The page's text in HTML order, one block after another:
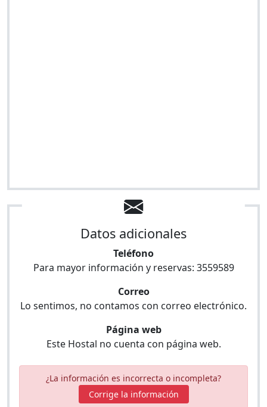
Datos adicionales
Teléfono
Para mayor información y reservas: 3559589
Correo
Lo sentimos, no contamos con correo electrónico.
Página web
Este Hostal no cuenta con página web.
¿La información es incorrecta o incompleta?
Corrige la información